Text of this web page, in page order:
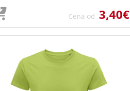
Cena od 3,40€